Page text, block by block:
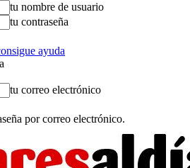
tu nombre de usuario
tu contraseña
ayuda
tu correo electrónico
por correo electrónico.